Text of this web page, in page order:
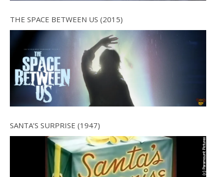
THE SPACE BETWEEN US (2015)
SANTA’S SURPRISE (1947)